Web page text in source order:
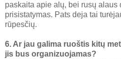
paskaita apie alų, bei rusų alaus
prisistatymas. Pats deja tai
rūpesčių.
6. Ar jau galima ruoštis kitų
jis bus organizuojamas?